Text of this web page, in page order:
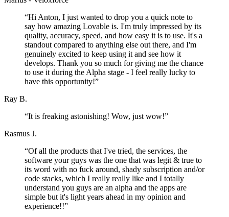
“Hi Anton, I just wanted to drop you a quick note to
say how amazing Lovable is. I'm truly impressed by its
quality, accuracy, speed, and how easy it is to use. It's a
standout compared to anything else out there, and I'm
genuinely excited to keep using it and see how it
develops. Thank you so much for giving me the chance
to use it during the Alpha stage - I feel really lucky to
have this opportunity!”
Ray B.
“It is freaking astonishing! Wow, just wow!”
Rasmus J.
“Of all the products that I've tried, the services, the
software your guys was the one that was legit & true to
its word with no fuck around, shady subscription and/or
code stacks, which I really really like and I totally
understand you guys are an alpha and the apps are
simple but it's light years ahead in my opinion and
experience!!”